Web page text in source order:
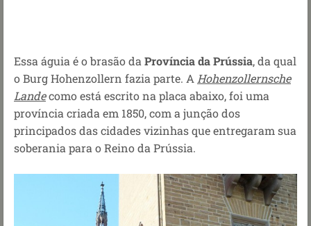
Essa águia é o brasão daProvíncia da Prússia, da qual
o Burg Hohenzollern fazia parte. AHohenzollernsche
Landecomo está escrito na placa abaixo, foi uma
província criada em 1850, com a junção dos
principados das cidades vizinhas que entregaram sua
soberania para o Reino da Prússia.